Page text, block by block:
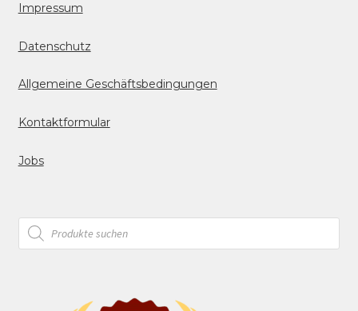
Impressum
Datenschutz
Allgemeine Geschäftsbedingungen
Kontaktformular
Jobs
Products
search